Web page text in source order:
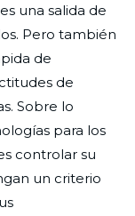
una salida de
Pero también
de
de
Sobre lo
para los
controlar su
un criterio